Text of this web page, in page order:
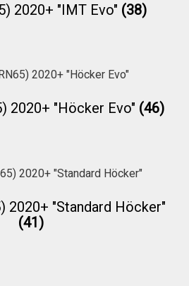
2020+ "IMT Evo" (38)
2020+ "Höcker Evo" (46)
2020+ "Standard Höcker"
(41)